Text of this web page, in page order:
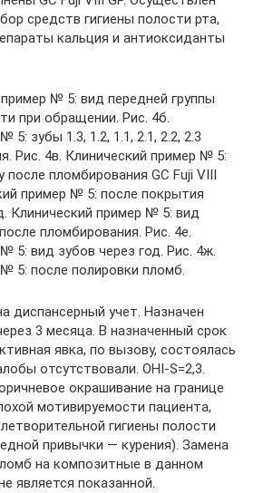
средств гигиены полости рта,
кальция и антиоксиданты
№ 5: вид передней группы
при обращении. Рис. 4б.
5: зубы 1.3, 1.2, 1.1, 2.1, 2.2, 2.3
Рис. 4в. Клинический пример № 5:
после пломбирования GC Fuji VIII
пример № 5: после покрытия
Клинический пример № 5: вид
пломбирования. Рис. 4е.
5: вид зубов через год. Рис. 4ж.
5: после полировки пломб.
диспансерный учет. Назначен
3 месяца. В назначенный срок
явка, по вызову, состоялась
отсутствовали. OHI-S=2,3.
окрашивание на границе
мотивируемости пациента,
гигиены полости
привычки — курения). Замена
на композитные в данном
является показанной.